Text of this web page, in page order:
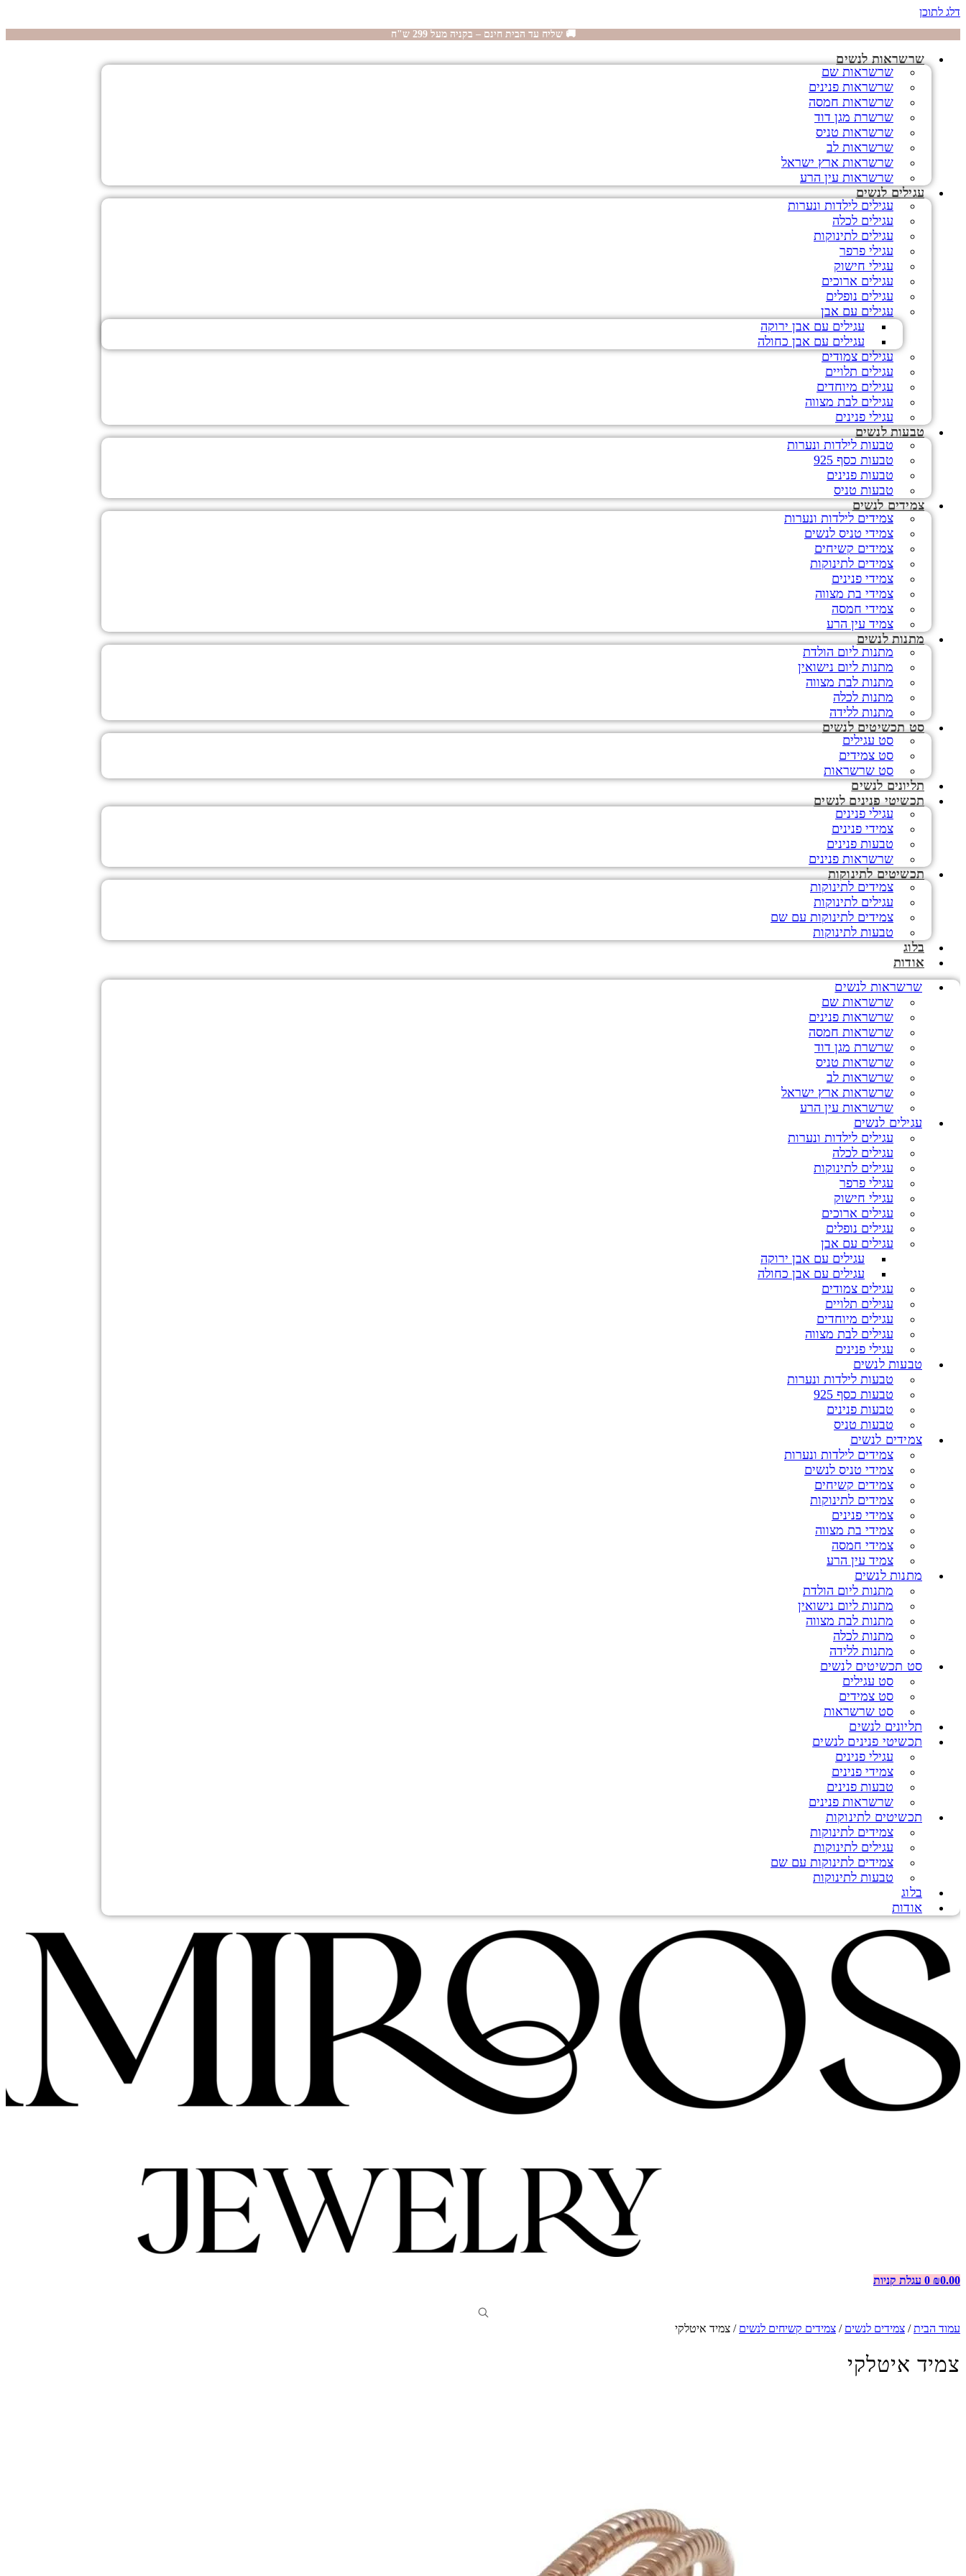
דלג לתוכן
🚚 שליח עד הבית חינם – בקניה מעל 299 ש"ח
שרשראות לנשים
שרשראות שם
שרשראות פנינים
שרשראות חמסה
שרשרת מגן דוד
שרשראות טניס
שרשראות לב
שרשראות ארץ ישראל
שרשראות עין הרע
עגילים לנשים
עגילים לילדות ונערות
עגילים לכלה
עגילים לתינוקות
עגילי פרפר
עגילי חישוק
עגילים ארוכים
עגילים נופלים
עגילים עם אבן
עגילים עם אבן ירוקה
עגילים עם אבן כחולה
עגילים צמודים
עגילים תלויים
עגילים מיוחדים
עגילים לבת מצווה
עגילי פנינים
טבעות לנשים
טבעות לילדות ונערות
טבעות כסף 925
טבעות פנינים
טבעות טניס
צמידים לנשים
צמידים לילדות ונערות
צמידי טניס לנשים
צמידים קשיחים
צמידים לתינוקות
צמידי פנינים
צמידי בת מצווה
צמידי חמסה
צמיד עין הרע
מתנות לנשים
מתנות ליום הולדת
מתנות ליום נישואין
מתנות לבת מצווה
מתנות לכלה
מתנות ללידה
סט תכשיטים לנשים
סט עגילים
סט צמידים
סט שרשראות
תליונים לנשים
תכשיטי פנינים לנשים
עגילי פנינים
צמידי פנינים
טבעות פנינים
שרשראות פנינים
תכשיטים לתינוקות
צמידים לתינוקות
עגילים לתינוקות
צמידים לתינוקות עם שם
טבעות לתינוקות
בלוג
אודות
שרשראות לנשים
שרשראות שם
שרשראות פנינים
שרשראות חמסה
שרשרת מגן דוד
שרשראות טניס
שרשראות לב
שרשראות ארץ ישראל
שרשראות עין הרע
עגילים לנשים
עגילים לילדות ונערות
עגילים לכלה
עגילים לתינוקות
עגילי פרפר
עגילי חישוק
עגילים ארוכים
עגילים נופלים
עגילים עם אבן
עגילים עם אבן ירוקה
עגילים עם אבן כחולה
עגילים צמודים
עגילים תלויים
עגילים מיוחדים
עגילים לבת מצווה
עגילי פנינים
טבעות לנשים
טבעות לילדות ונערות
טבעות כסף 925
טבעות פנינים
טבעות טניס
צמידים לנשים
צמידים לילדות ונערות
צמידי טניס לנשים
צמידים קשיחים
צמידים לתינוקות
צמידי פנינים
צמידי בת מצווה
צמידי חמסה
צמיד עין הרע
מתנות לנשים
מתנות ליום הולדת
מתנות ליום נישואין
מתנות לבת מצווה
מתנות לכלה
מתנות ללידה
סט תכשיטים לנשים
סט עגילים
סט צמידים
סט שרשראות
תליונים לנשים
תכשיטי פנינים לנשים
עגילי פנינים
צמידי פנינים
טבעות פנינים
שרשראות פנינים
תכשיטים לתינוקות
צמידים לתינוקות
עגילים לתינוקות
צמידים לתינוקות עם שם
טבעות לתינוקות
בלוג
אודות
₪0.00
0 עגלת קניות
עמוד הבית/ צמידים לנשים / צמידים קשיחים לנשים / צמיד איטלקי
צמיד איטלקי